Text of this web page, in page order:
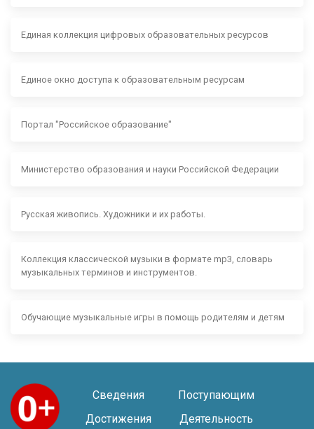
Единая коллекция цифровых образовательных ресурсов
Единое окно доступа к образовательным ресурсам
Портал "Российское образование"
Министерство образования и науки Российской Федерации
Русская живопись. Художники и их работы.
Коллекция классической музыки в формате mp3, словарь
музыкальных терминов и инструментов.
Обучающие музыкальные игры в помощь родителям и детям
Сведения
Поступающим
Достижения
Деятельность